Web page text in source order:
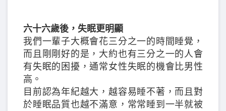
六十六歲後，失眠更明顯
我們一輩子大概會花三分之一的時間睡覺，
而且剛剛好的是，大約也有三分之一的人會
有失眠的困擾，通常女性失眠的機會比男性
高。
目前認為年紀越大，越容易睡不著，而且對
於睡眠品質也越不滿意，常常睡到一半就被